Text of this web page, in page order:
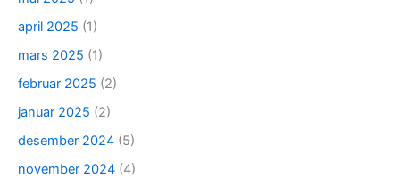
april 2025 (1)
mars 2025 (1)
februar 2025 (2)
januar 2025 (2)
desember 2024 (5)
november 2024 (4)